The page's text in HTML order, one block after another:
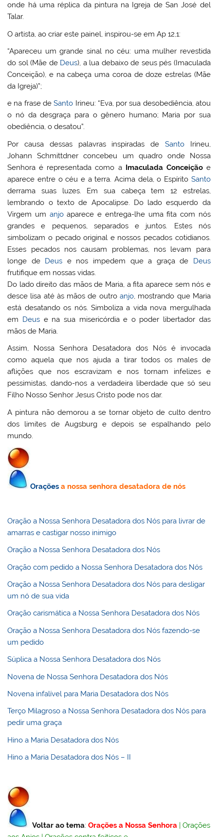
onde há uma réplica da pintura na Igreja de San José del
Talar.
O artista, ao criar este painel, inspirou-se em Ap 12,1:
“Apareceu um grande sinal no céu: uma mulher revestida
do sol (Mãe de Deus), a lua debaixo de seus pés (Imaculada
Conceição), e na cabeça uma coroa de doze estrelas (Mãe
da Igreja)”;
e na frase deSanto Irineu: “Eva, por sua desobediência, atou
o nó da desgraça para o gênero humano; Maria por sua
obediência, o desatou”.
Por causa dessas palavras inspiradas deSanto Irineu,
Johann Schmittdner concebeu um quadro onde Nossa
Senhora é representada como a Imaculada Conceiçãoe
aparece entre o céu e a terra. Acima dela, o Espírito Santo
derrama suas luzes. Em sua cabeça tem 12 estrelas,
lembrando o texto de Apocalipse. Do lado esquerdo da
Virgem um anjoaparece e entrega-lhe uma fita com nós
grandes e pequenos, separados e juntos. Estes nós
simbolizam o pecado original e nossos pecados cotidianos.
Esses pecados nos causam problemas, nos levam para
longe de Deus e nos impedem que a graça de Deus
frutifique em nossas vidas.
Do lado direito das mãos de Maria, a fita aparece sem nós e
desce lisa até às mãos de outroanjo, mostrando que Maria
está desatando os nós. Simboliza a vida nova mergulhada
em Deuse na sua misericórdia e o poder libertador das
mãos de Maria.
Assim, Nossa Senhora Desatadora dos Nós é invocada
como aquela que nos ajuda a tirar todos os males de
aflições que nos escravizam e nos tornam infelizes e
pessimistas, dando-nos a verdadeira liberdade que só seu
Filho Nosso Senhor Jesus Cristo pode nos dar.
A pintura não demorou a se tornar objeto de culto dentro
dos limites de Augsburg e depois se espalhando pelo
mundo.
Orações a nossa senhora desatadora de nós
Oração a Nossa Senhora Desatadora dos Nós para livrar de
amarras e castigar nosso inimigo
Oração a Nossa Senhora Desatadora dos Nós
Oração com pedido a Nossa Senhora Desatadora dos Nós
Oração a Nossa Senhora Desatadora dos Nós para desligar
um nó de sua vida
Oração carismática a Nossa Senhora Desatadora dos Nós
Oração a Nossa Senhora Desatadora dos Nós fazendo-se
um pedido
Súplica a Nossa Senhora Desatadora dos Nós
Novena de Nossa Senhora Desatadora dos Nós
Novena infalível para Maria Desatadora dos Nós
Terço Milagroso a Nossa Senhora Desatadora dos Nós para
pedir uma graça
Hino a Maria Desatadora dos Nós
Hino a Maria Desatadora dos Nós – II
Voltar ao tema: Orações a Nossa Senhora |Orações